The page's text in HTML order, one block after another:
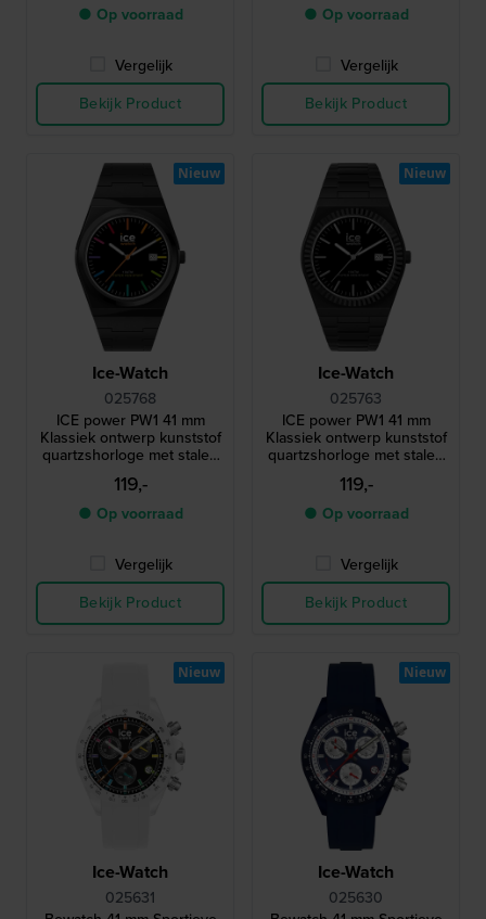
● Op voorraad
Vergelijk
Bekijk Product
● Op voorraad
Vergelijk
Bekijk Product
Ice-Watch
025768
ICE power PW1 41 mm
Klassiek ontwerp kunststof
quartzshorloge met stalen
lunette en saffierglas
119,-
● Op voorraad
Vergelijk
Bekijk Product
Nieuw
Ice-Watch
025763
ICE power PW1 41 mm
Klassiek ontwerp kunststof
quartzshorloge met stalen
lunette en saffierglas
119,-
● Op voorraad
Vergelijk
Bekijk Product
Nieuw
Ice-Watch
025631
Nieuw
Ice-Watch
025630
Nieuw